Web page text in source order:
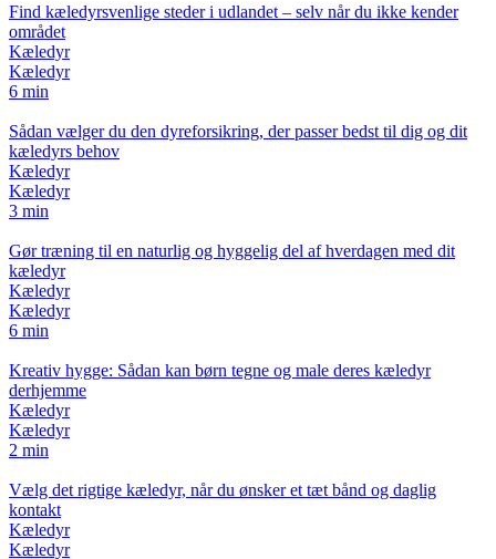
Find kæledyrsvenlige steder i udlandet – selv når du ikke kender
området
Kæledyr
Kæledyr
6 min
Sådan vælger du den dyreforsikring, der passer bedst til dig og dit
kæledyrs behov
Kæledyr
Kæledyr
3 min
Gør træning til en naturlig og hyggelig del af hverdagen med dit
kæledyr
Kæledyr
Kæledyr
6 min
Kreativ hygge: Sådan kan børn tegne og male deres kæledyr
derhjemme
Kæledyr
Kæledyr
2 min
Vælg det rigtige kæledyr, når du ønsker et tæt bånd og daglig
kontakt
Kæledyr
Kæledyr